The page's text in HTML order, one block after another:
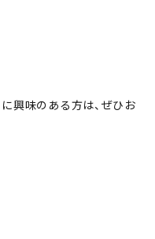
興味のある方は、ぜひお